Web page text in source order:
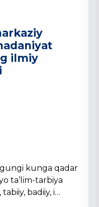
ilmiy
kunga qadar
ta’lim-tarbiya
badiiy, i…